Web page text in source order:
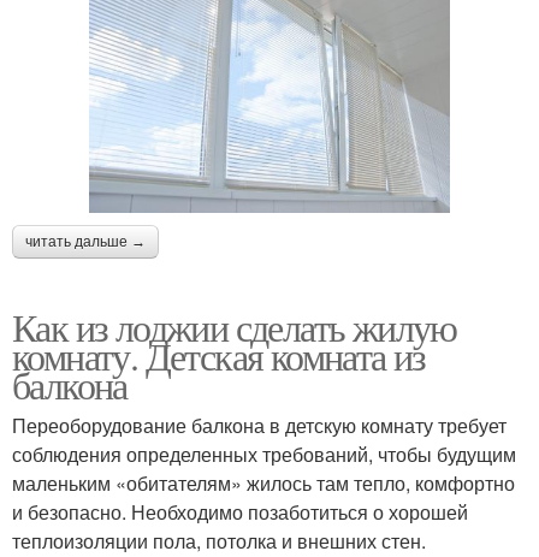
читать дальше →
Как из лоджии сделать жилую
комнату. Детская комната из
балкона
Переоборудование балкона в детскую комнату требует
соблюдения определенных требований, чтобы будущим
маленьким «обитателям» жилось там тепло, комфортно
и безопасно. Необходимо позаботиться о хорошей
теплоизоляции пола, потолка и внешних стен.